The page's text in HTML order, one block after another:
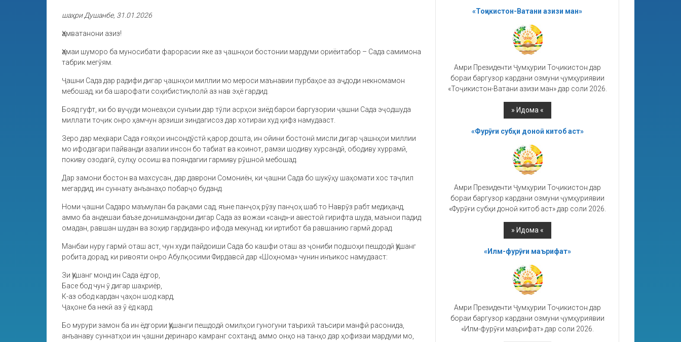
шаҳри Душанбе, 31.01.2026
Ҳамватанони азиз!
Ҳамаи шуморо ба муносибати фарорасии яке аз ҷашнҳои бостонии мардуми ориёитабор – Сада самимона
табрик мегӯям.
Ҷашни Сада дар радифи дигар ҷашнҳои миллии мо мероси маънавии пурбаҳое аз аҷдоди некномамон
мебошад, ки ба шарофати соҳибистиқлолӣ аз нав эҳё гардид.
Бояд гуфт, ки бо вуҷуди монеаҳои сунъии дар тӯли асрҳои зиёд барои баргузории ҷашни Сада эҷодшуда
миллати тоҷик онро ҳамчун арзиши зиндагисоз дар хотираи худ ҳифз намудааст.
Зеро дар меҳвари Сада ғояҳои инсондӯстӣ қарор дошта, ин ойини бостонӣ мисли дигар ҷашнҳои миллии
мо ифодагари пайванди азалии инсон бо табиат ва коинот, рамзи шодиву хурсандӣ, ободиву хуррамӣ,
покиву озодагӣ, сулҳу осоиш ва пояндагии гармиву рӯшноӣ мебошад.
Дар замони бостон ва махсусан, дар даврони Сомониён, ки ҷашни Сада бо шукӯҳу шаҳомати хос таҷлил
мегардид, ин суннату анъанаҳо побарҷо буданд.
Номи ҷашни Садаро маъмулан ба рақами сад, яъне панҷоҳ рӯзу панҷоҳ шаб то Наврӯз рабт медиҳанд,
аммо ба андешаи баъзе донишмандони дигар Сада аз вожаи «санд»-и авестоӣ гирифта шуда, маънои падид
омадан, равшан шудан ва зоҳир гардиданро ифода мекунад, ки иртибот ба равшанию гармӣ дорад.
Манбаи нуру гармӣ оташ аст, чун худи пайдоиши Сада бо кашфи оташ аз ҷониби подшоҳи пешдодӣ Ҳушанг
робита дорад, ки ривояти онро Абулқосими Фирдавсӣ дар «Шоҳнома» чунин инъикос намудааст:
Зи Ҳушанг монд ин Сада ёдгор,
Басе бод чун ӯ дигар шаҳриёр,
К-аз обод кардан ҷаҳон шод кард,
Ҷаҳоне ба некӣ аз ӯ ёд кард.
Бо мурури замон ба ин ёдгории Ҳушанги пешдодӣ омилҳои гуногуни таърихӣ таъсири манфӣ расонида,
анъанаву суннатҳои ин ҷашни деринаро камранг сохтанд, аммо онҳо на танҳо дар ҳофизаи мардуми мо,
«Тоҷикистон-Ватани азизи ман»
Амри Президенти Ҷумҳурии Тоҷикистон дар
бораи баргузор кардани озмуни ҷумҳуриявии
«Тоҷикистон-Ватани азизи ман» дар соли 2026.
«Фурӯғи субҳи доноӣ китоб аст»
Амри Президенти Ҷумҳурии Тоҷикистон дар
бораи баргузор кардани озмуни ҷумҳуриявии
«Фурӯғи субҳи доноӣ китоб аст» дар соли 2026.
«Илм-фурӯғи маърифат»
Амри Президенти Ҷумҳурии Тоҷикистон дар
бораи баргузор кардани озмуни ҷумҳуриявии
«Илм-фурӯғи маърифат» дар соли 2026.